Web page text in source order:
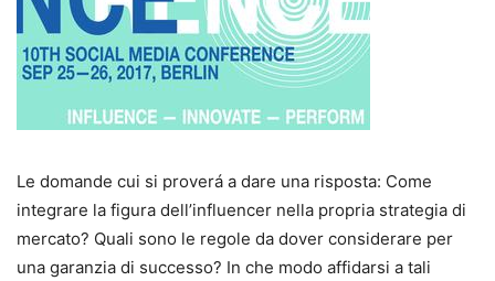
Le domande cui si proverá a dare una risposta: Come
integrare la figura dell’influencer nella propria strategia di
mercato? Quali sono le regole da dover considerare per
una garanzia di successo? In che modo affidarsi a tali